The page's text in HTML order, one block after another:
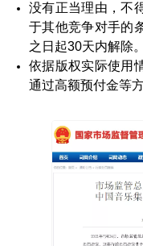
没有正当理由，不
于其他竞争对手的
之日起30天内解除。
依据版权实际使用
通过高额预付金等